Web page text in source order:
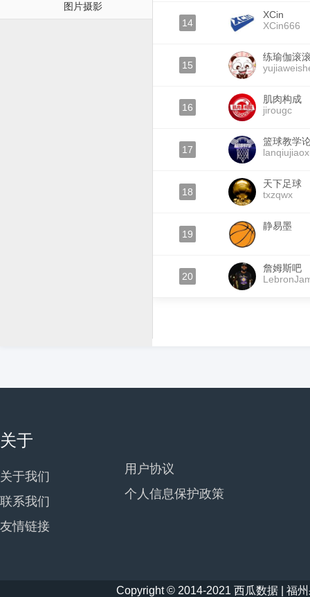
图片摄影
14
XCin
XCin666
15
练瑜伽滚
16
肌肉构成
jirougc
17
篮球教学
18
天下足球
txzqwx
19
静易墨
20
詹姆斯吧
关于
关于我们
联系我们
友情链接
用户协议
个人信息保护政策
Copyright © 2014-2021 西瓜数据 | 福